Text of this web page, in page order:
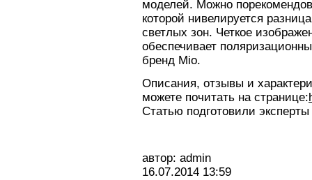
моделей. Можно
которой нивелируется
светлых зон. Четкое
обеспечивает
бренд Mio.
Описания, отзывы и
можете почитать на странице:
Статью подготовили
автор: admin
16.07.2014 13:59